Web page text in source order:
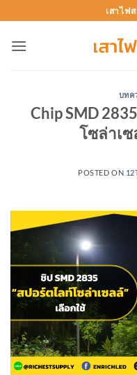
to
content
เสาไฟ
บทค
Chip SMD
โซล่าเ
POSTED ON